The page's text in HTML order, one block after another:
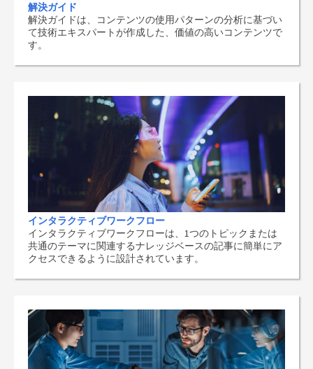
解決ガイド
解決ガイドは、コンテンツの使用パターンの分析に基づい
て技術エキスパートが作成した、価値の高いコンテンツで
す。
インタラクティブワークフロー
インタラクティブワークフローは、1つのトピックまたは
共通のテーマに関連するナレッジベースの記事に簡単にア
クセスできるように設計されています。